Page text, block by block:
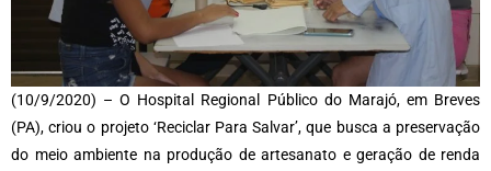
(10/9/2020) – O Hospital Regional Público do Marajó, em Breves
(PA), criou o projeto ‘Reciclar Para Salvar’, que busca a preservação
do meio ambiente na produção de artesanato e geração de renda